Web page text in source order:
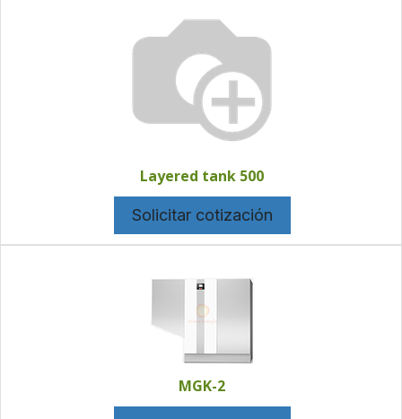
Layered tank 500
Solicitar cotización
MGK-2